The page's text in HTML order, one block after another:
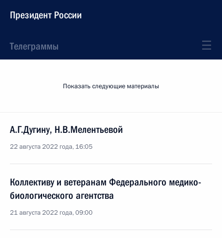
Президент России
Телеграммы
Показать следующие материалы
А.Г.Дугину, Н.В.Мелентьевой
22 августа 2022 года, 16:05
Коллективу и ветеранам Федерального медико-
биологического агентства
21 августа 2022 года, 09:00